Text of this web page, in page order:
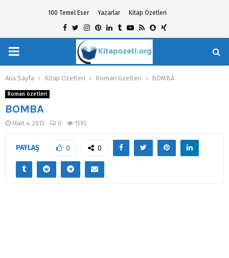
100 Temel Eser Yazarlar Kitap Özetleri
Facebook
TwitterInstagram
Pinterest
Linkedin
TumblrYoutube
RssSnapchat
Xing
PRIMARY
MENU
Ana Sayfa Kitap Özetleri Roman özetleri BOMBA
Roman özetleri
BOMBA
Mart 4, 2013 0 1592
PAYLAŞ 0 0